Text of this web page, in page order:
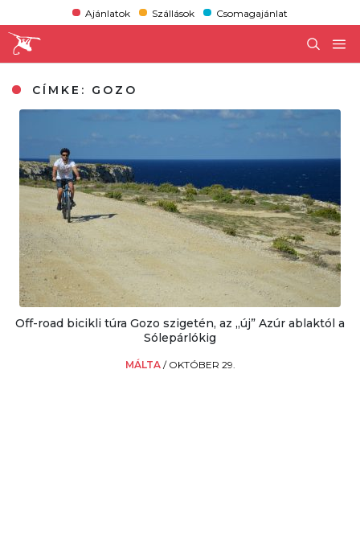
Ajánlatok Szállások Csomagajánlat
CÍMKE: GOZO
Off-road bicikli túra Gozo szigetén, az „új” Azúr ablaktól a
Sólepárlókig
MÁLTA / OKTÓBER 29.